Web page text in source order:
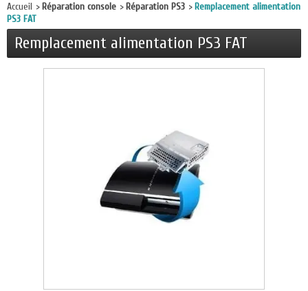
Accueil >Réparation console >Réparation PS3 >Remplacement alimentation
PS3 FAT
Remplacement alimentation PS3 FAT